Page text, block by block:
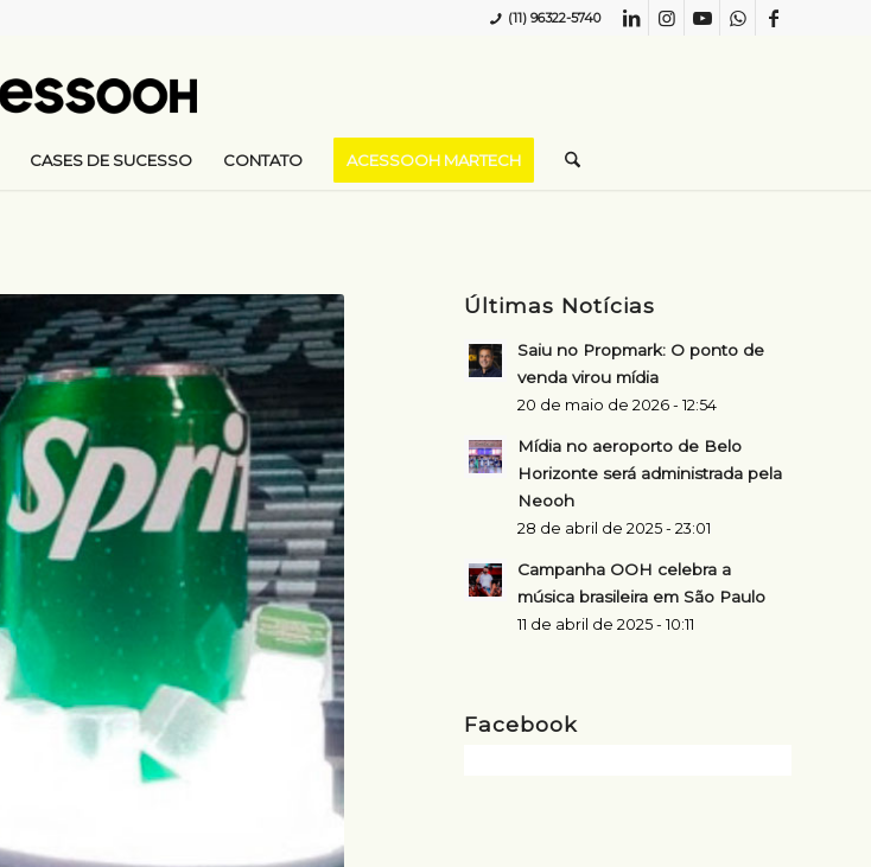
(11) 96322-5740
CASES DE SUCESSO CONTATO ACESSOOH MARTECH
Últimas Notícias
Saiu no Propmark: O ponto de
venda virou mídia
20 de maio de 2026 - 12:54
Mídia no aeroporto de Belo
Horizonte será administrada pela
Neooh
28 de abril de 2025 - 23:01
Campanha OOH celebra a
música brasileira em São Paulo
11 de abril de 2025 - 10:11
Facebook